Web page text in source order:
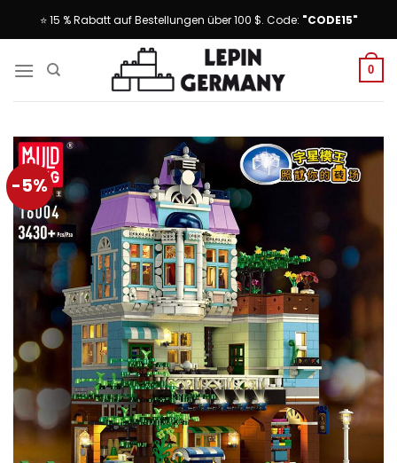
⭐ 15 % Rabatt auf Bestellungen über 100 $. Code: "CODE15"
0
-5%